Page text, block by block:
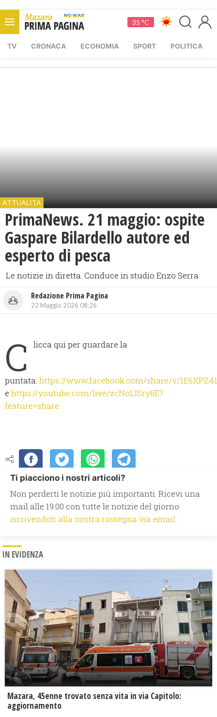
35 °C
TV CRONACA ECONOMIA SPORT POLITICA
ATTUALITÀ
PrimaNews. 21 maggio: ospite
Gaspare Bilardello autore ed
esperto di pesca
Le notizie in diretta. Conduce in studio Enzo Serra
Redazione Prima Pagina
22 Maggio 2026 08:26
C licca qui per guardare la
puntata: https://www.facebook.com/share/v/
e https://youtube.com/live/zcNoLISry6E?
feature=share
Ti piacciono i nostri articoli?
Non perderti le notizie più importanti. Ricevi una
mail alle 19.00 con tutte le notizie del giorno
iscrivendoti alla nostra rassegna via email.
IN EVIDENZA
Mazara, 45enne trovato senza vita in via Capitolo:
aggiornamento